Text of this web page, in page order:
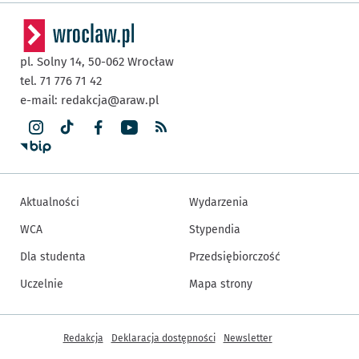
pl. Solny 14, 50-062 Wrocław
tel. 71 776 71 42
e-mail: redakcja@araw.pl
Aktualności
WCA
Dla studenta
Uczelnie
Wydarzenia
Stypendia
Przedsiębiorczość
Mapa strony
Inne informacje
Redakcja Deklaracja dostępności Newsletter